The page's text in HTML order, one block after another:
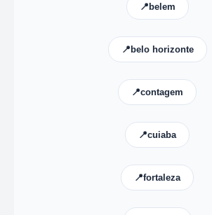
📍belem
📍belo horizonte
📍contagem
📍cuiaba
📍fortaleza